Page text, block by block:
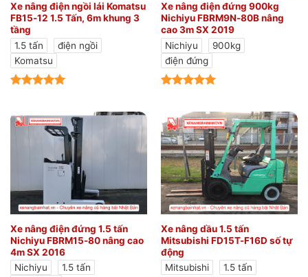
Xe nâng điện ngồi lái Komatsu
FB15-12 1.5 Tấn, 6m khung 3
tầng
1.5 tấn
điện ngồi
Komatsu
Xe nâng điện đứng 900kg
Nichiyu FBRM9N-80B nâng
cao 3m SX 2019
Nichiyu
900kg
điện đứng
Xe nâng điện đứng 1.5 tấn
Nichiyu FBRM15-80 nâng cao
4m SX 2016
Nichiyu
1.5 tấn
Xe nâng dầu 1.5 tấn
Mitsubishi FD15T-F16D số tự
động
Mitsubishi
1.5 tấn